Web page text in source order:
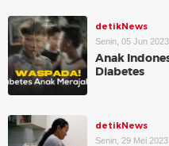
detikNews
Senin, 05 Jun
Anak
Diabetes
detikNews
Senin, 29 Mei